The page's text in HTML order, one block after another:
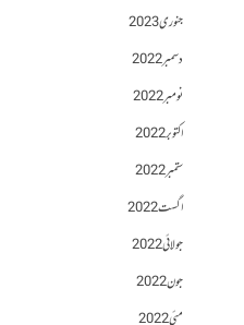
جنوری 2023
دسمبر 2022
نومبر 2022
اکتوبر 2022
ستمبر 2022
اگست 2022
جولائی 2022
جون 2022